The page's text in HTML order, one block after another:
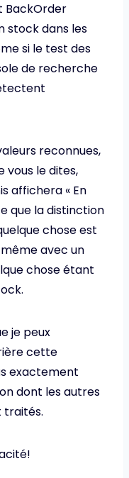
BackOrder
stock dans les
si le test des
de recherche
reconnues,
vous le dites,
affichera « En
que la distinction
chose est
avec un
chose étant
je peux
cette
exactement
dont les autres
traités.